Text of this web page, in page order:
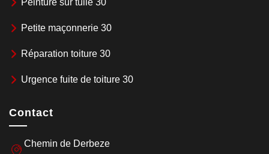
Peinture sur tuile 30
Petite maçonnerie 30
Réparation toiture 30
Urgence fuite de toiture 30
Contact
Chemin de Derbeze